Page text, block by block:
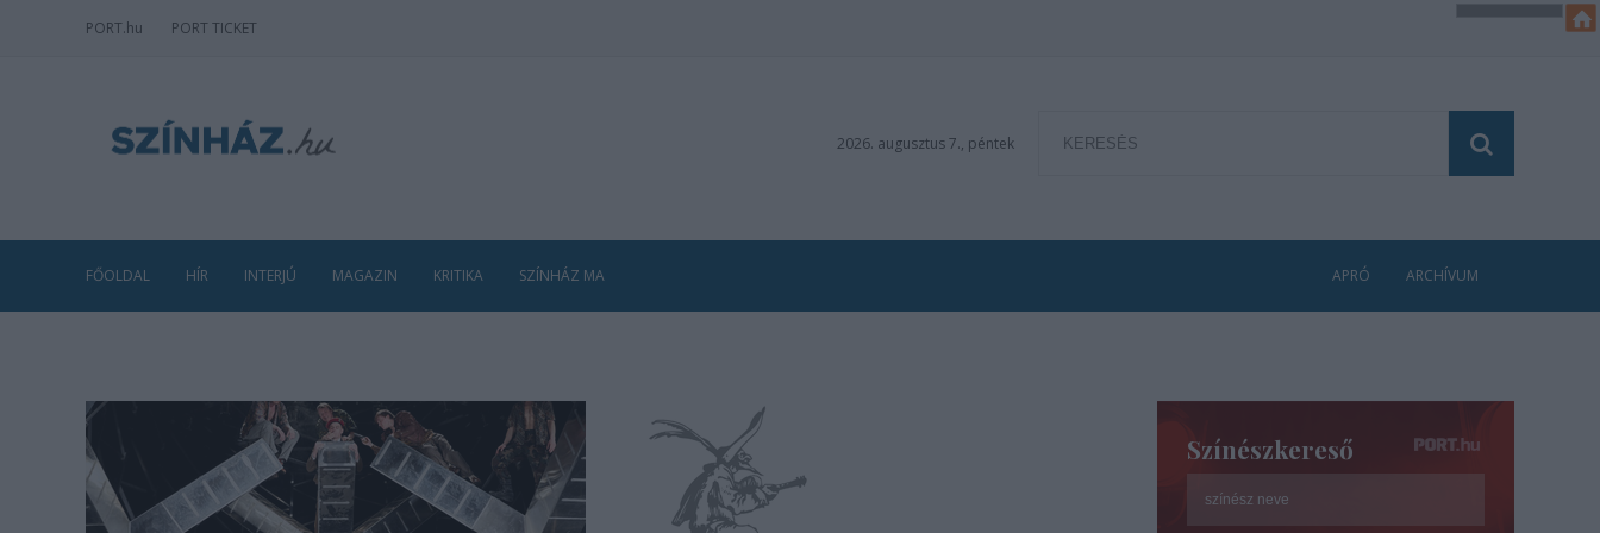
PORT.hu PORT TICKET
2026. augusztus 7., péntek
FŐOLDAL HÍR INTERJÚ MAGAZIN KRITIKA SZÍNHÁZ MA APRÓ ARCHÍVUM
Színészkereső